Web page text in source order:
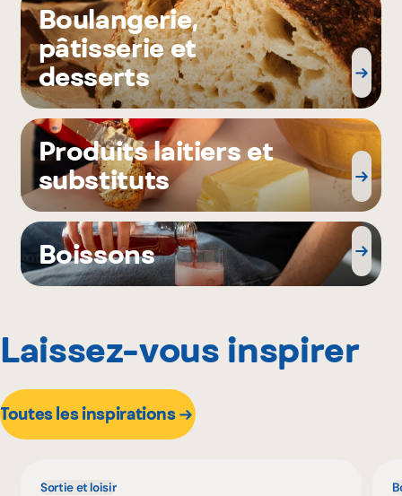
Boulangerie,
pâtisserie et
desserts
Produits laitiers et
substituts
Boissons
Laissez-vous inspirer
Toutes les inspirations
Sortie et loisir